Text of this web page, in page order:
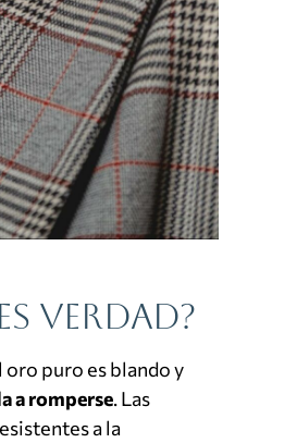
verdad?
oro puro es blando y
a romperse. Las
a la